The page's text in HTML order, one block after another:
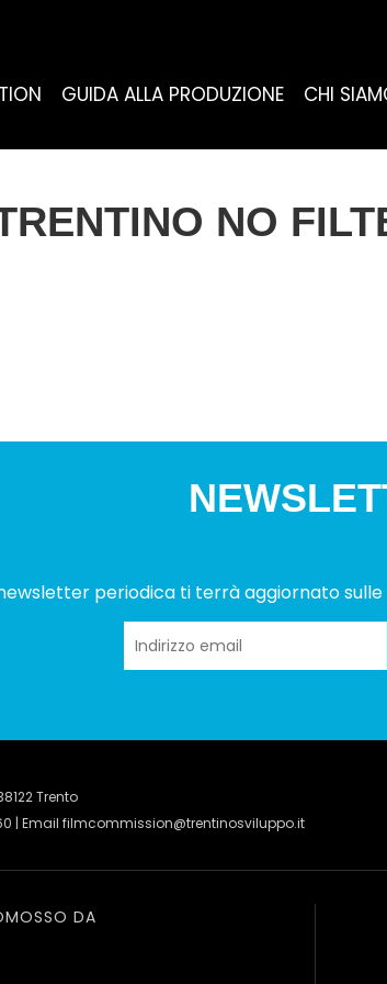
GUIDA ALLA PRODUZIONE CHI
NO
periodica ti terrà aggiornato
Trento
| Email filmcommission@trentinosviluppo.it
DA